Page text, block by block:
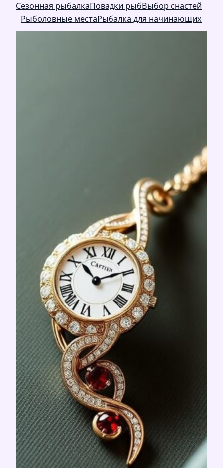
Сезонная рыбалкаПовадки рыбВыбор снастей
Рыболовные местаРыбалка для начинающих